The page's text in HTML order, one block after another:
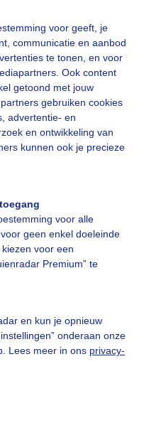
voor geeft, je
communicatie en aanbod
te tonen, en voor
Ook content
getoond met jouw
gebruiken cookies
advertentie- en
en ontwikkeling van
kunnen ook je precieze
voor alle
geen enkel doeleinde
voor een
Premium” te
en kun je opnieuw
onderaan onze
Lees meer in ons privacy-
aub...